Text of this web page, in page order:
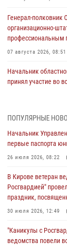
Генерал-полковник
организационно-
профессиональным
07 августа 2026, 08:51
Начальник
принял участие во
инструмента
07 августа 2026, 08:39
хулиганстве
06 августа 2026, 07:00
Губернатор
05 августа 2026, 11:00
ПОПУЛЯРНЫЕ
Начальник
первые паспорта
26 июля 2026, 08:22
В Кирове ветеран
Росгвардией"
праздник,
30 июля 2026, 12:49
"Каникулы с
ведомства повели